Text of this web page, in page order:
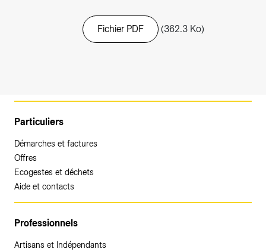
Fichier PDF (362.3 Ko)
Particuliers
Démarches et factures
Offres
Ecogestes et déchets
Aide et contacts
Professionnels
Artisans et Indépendants